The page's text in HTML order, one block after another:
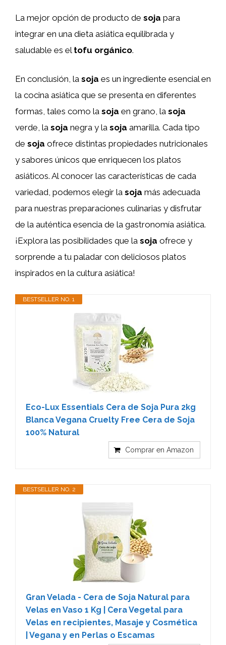
La mejor opción de producto de soja para
integrar en una dieta asiática equilibrada y
saludable es el tofu orgánico.
En conclusión, la soja es un ingrediente esencial en
la cocina asiática que se presenta en diferentes
formas, tales como la soja en grano, la soja
verde, la soja negra y la soja amarilla. Cada tipo
de soja ofrece distintas propiedades nutricionales
y sabores únicos que enriquecen los platos
asiáticos. Al conocer las características de cada
variedad, podemos elegir la soja más adecuada
para nuestras preparaciones culinarias y disfrutar
de la auténtica esencia de la gastronomía asiática.
¡Explora las posibilidades que la soja ofrece y
sorprende a tu paladar con deliciosos platos
inspirados en la cultura asiática!
BESTSELLER NO. 1
Eco-Lux Essentials Cera de Soja Pura 2kg
Blanca Vegana Cruelty Free Cera de Soja
100% Natural
Comprar en Amazon
BESTSELLER NO. 2
Gran Velada - Cera de Soja Natural para
Velas en Vaso 1 Kg | Cera Vegetal para
Velas en recipientes, Masaje y Cosmética
| Vegana y en Perlas o Escamas